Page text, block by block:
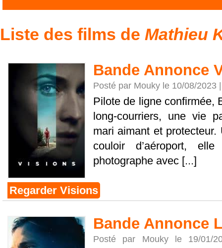
Liste des films de Mathieu
Bande Annonce
Posté par Mouky le 10/08/2023
Pilote de ligne confirmée,
long-courriers, une vie
mari aimant et
couloir d’aéroport,
photographe avec [...]
Regarder Visions
Bande Annonce
Posté par Mouky le 19/01/